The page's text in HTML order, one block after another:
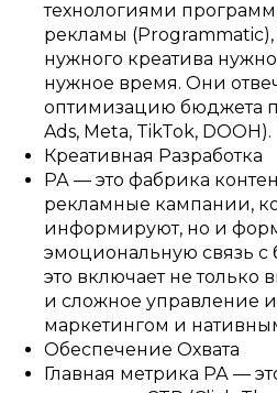
технологиями
рекламы (Programmatic),
нужного креатива
нужное время. Они
оптимизацию бюджета
Ads, Meta, TikTok, DOOH).
Креативная Разработка
РА — это фабрика
рекламные кампании,
информируют, но и
эмоциональную связь с
это включает не только
и сложное управление
маркетингом и
Обеспечение Охвата
Главная метрика РА —